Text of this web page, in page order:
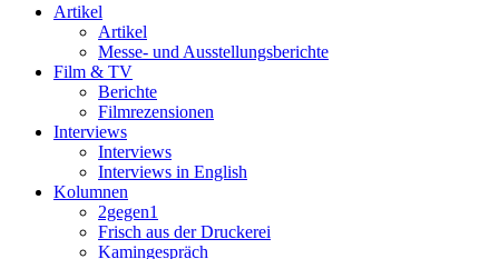
Artikel
Artikel
Messe- und Ausstellungsberichte
Film & TV
Berichte
Filmrezensionen
Interviews
Interviews
Interviews in English
Kolumnen
2gegen1
Frisch aus der Druckerei
Kamingespräch